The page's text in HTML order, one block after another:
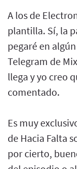
A los de
plantilla. Sí, la
pegaré en
Telegram de
llega y yo creo
comentado.
Es muy
de Hacia Falta
por cierto,